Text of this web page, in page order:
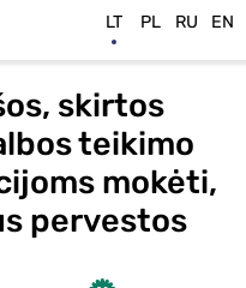
skirtos
teikimo
mokėti,
pervestos
LT PL RU EN